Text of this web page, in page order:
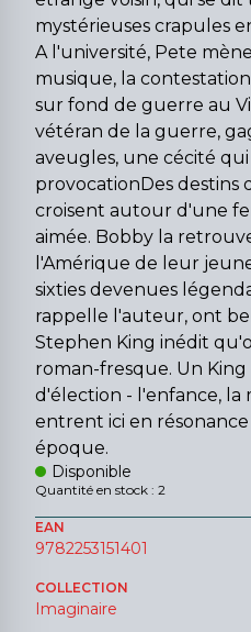
mystérieuses crapules
A l'université, Pete
musique, la
sur fond de guerre au
vétéran de la guerre,
aveugles, une cécité
provocationDes destins
croisent autour d'une
aimée. Bobby la
l'Amérique de leur
sixties devenues
rappelle l'auteur, ont
Stephen King inédit
roman-fresque. Un
d'élection - l'enfance, la
entrent ici en
époque.
Disponible
Quantité en stock : 2
EAN
9782253151401
COLLECTION
Imaginaire